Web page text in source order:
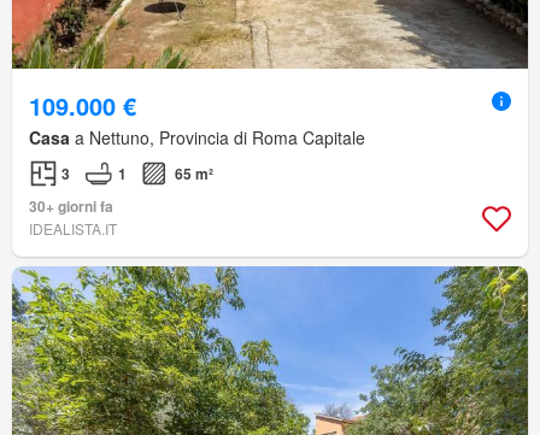
109.000 €
Casa a Nettuno, Provincia di Roma Capitale
3 1
65 m²
30+ giorni fa
IDEALISTA.IT